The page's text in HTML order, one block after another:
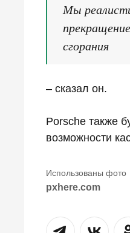
Мы
сгорания
– сказал он.
Porsche также
возможности
pxhere.com